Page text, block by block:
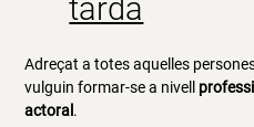
tarda
Adreçat a totes aquelles
vulguin formar-se a nivell
actoral .